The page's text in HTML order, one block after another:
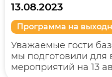
13.08.2023
Программа на
Уважаемые гости
мы подготовили для
мероприятий на 13